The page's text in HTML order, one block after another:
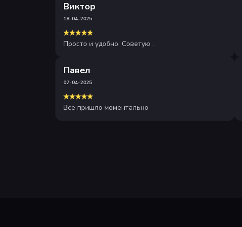
Виктор
18-04-2025
Просто и удобно. Советую .
Павел
07-04-2025
Все пришло моментально